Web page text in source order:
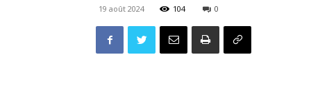
19 août 2024 104 0